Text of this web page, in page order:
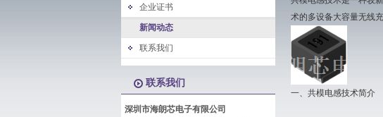
企业证书
新闻动态
联系我们
联系我们
深圳市海朗芯电子有限公司
术的多设备大容量无线
一、共模电感技术简介